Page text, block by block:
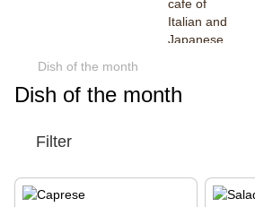
Dish of the month
Dish of the month
Filter